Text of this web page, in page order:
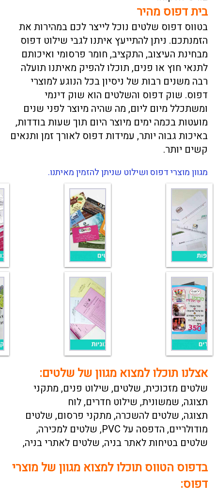
בית דפוס מהיר
בטווס דפוס שלטים נוכל לייצר לכם במהירות את
הזמנתכם. ניתן להתייעץ איתנו לגבי שילוט דפוס
מבחינת העיצוב, התקציב, חומר פרסומי ואיכותם
לתנאי חוץ או פנים, תוכלו להפיק מאיתנו תועלה
רבה משנים רבות של ניסיון בכל הנוגע למוצרי
דפוס. שוק דפוס והשלטים הוא שוק דינמי
ומשתכלל מיום ליום, מה שהיה מיוצר לפני שנים
מועטות בכמה ימים מיוצר היום תוך שעות בודדות,
באיכות גבוה יותר, עמידות דפוס לאורך זמן ותנאים
קשים יותר.
מגוון מוצרי דפוס ושילוט שניתן להזמין מאיתנו.
אצלנו תוכלו למצוא מגוון של שלטים:
שלטים מזכוכית, שלטים, שילוט פנים, מתקני
תצוגה, שמשונית, שילוט חדרים,לוח
תצוגה, שלטים להשכרה, מתקני פרסום, שלטים
מודולריים, הדפסה על PVC , שלטים למכירה,
שלטים בטיחות לאתר בניה, שלטים לאתרי בניה,
בדפוס הטווס תוכלו למצוא מגוון של מוצרי
דפוס: